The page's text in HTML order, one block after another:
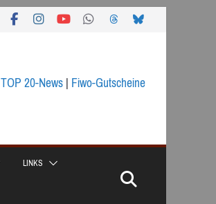
TOP 20-News|Fiwo-Gutscheine
LINKS